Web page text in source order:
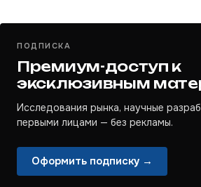
ПОДПИСКА
Премиум-доступ к
эксклюзивным
Исследования рынка, научные
первыми лицами — без рекламы.
Оформить подписку →